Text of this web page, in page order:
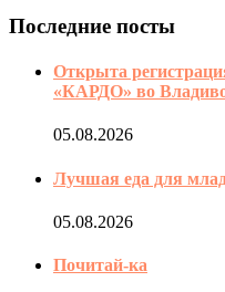
Последние посты
Открыта
«КАРДО» во
05.08.2026
Лучшая еда для
05.08.2026
Почитай-ка